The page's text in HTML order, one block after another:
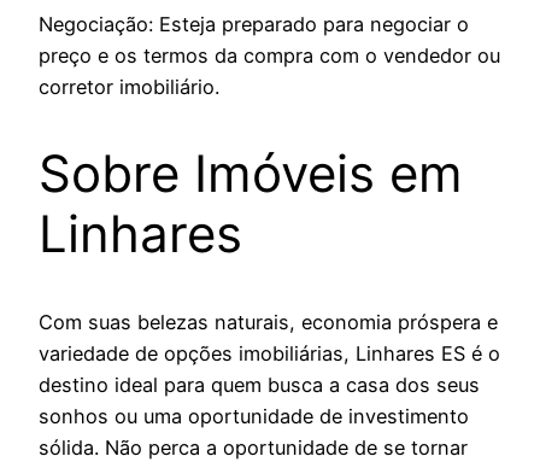
Negociação: Esteja preparado para negociar o
preço e os termos da compra com o vendedor ou
corretor imobiliário.
Sobre Imóveis em
Linhares
Com suas belezas naturais, economia próspera e
variedade de opções imobiliárias, Linhares ES é o
destino ideal para quem busca a casa dos seus
sonhos ou uma oportunidade de investimento
sólida. Não perca a oportunidade de se tornar